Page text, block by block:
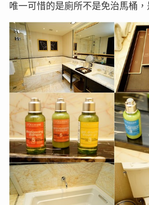
唯一可惜的是廁所不是免治馬桶，